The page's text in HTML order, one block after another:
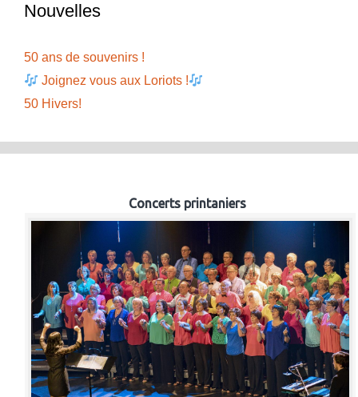
Nouvelles
50 ans de souvenirs !
Joignez vous aux Loriots !
50 Hivers!
Concerts printaniers